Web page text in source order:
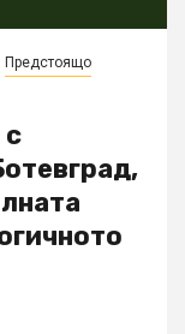
Предстоящо
с